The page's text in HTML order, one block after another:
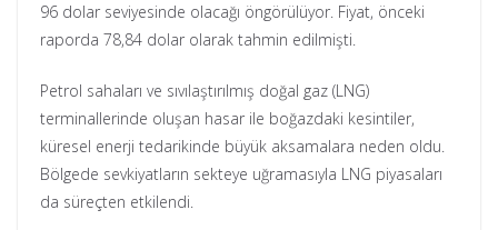
96 dolar seviyesinde olacağı öngörülüyor. Fiyat, önceki
raporda 78,84 dolar olarak tahmin edilmişti.
Petrol sahaları ve sıvılaştırılmış doğal gaz (LNG)
terminallerinde oluşan hasar ile boğazdaki kesintiler,
küresel enerji tedarikinde büyük aksamalara neden oldu.
Bölgede sevkiyatların sekteye uğramasıyla LNG piyasaları
da süreçten etkilendi.